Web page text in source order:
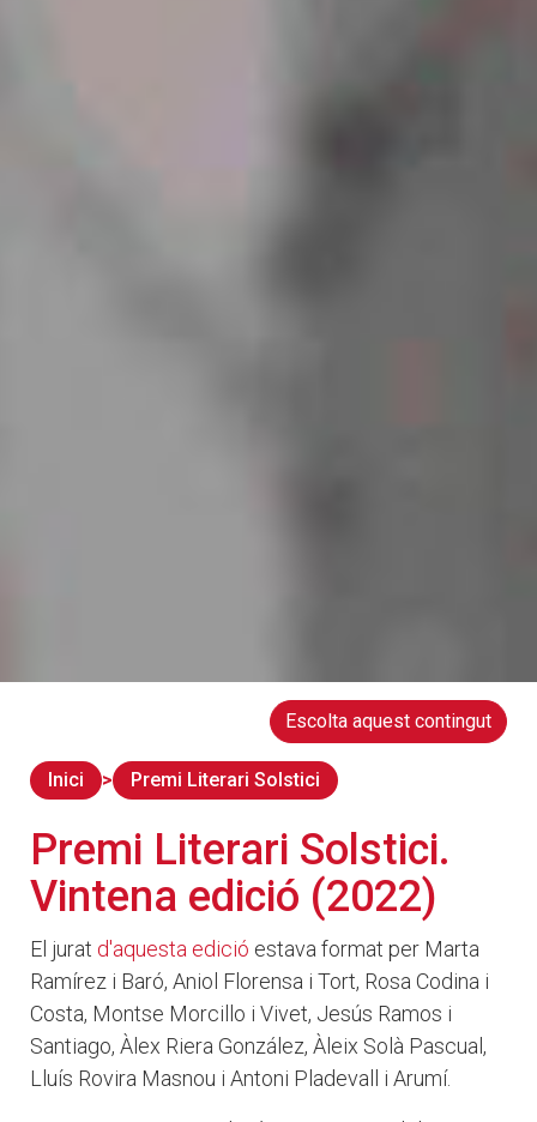
Escolta aquest contingut
Inici Premi Literari Solstici
Premi Literari Solstici.
Vintena edició (2022)
El jurat d'aquesta edició estava format per Marta
Ramírez i Baró, Aniol Florensa i Tort, Rosa Codina i
Costa, Montse Morcillo i Vivet, Jesús Ramos i
Santiago, Àlex Riera González, Àleix Solà Pascual,
Lluís Rovira Masnou i Antoni Pladevall i Arumí.